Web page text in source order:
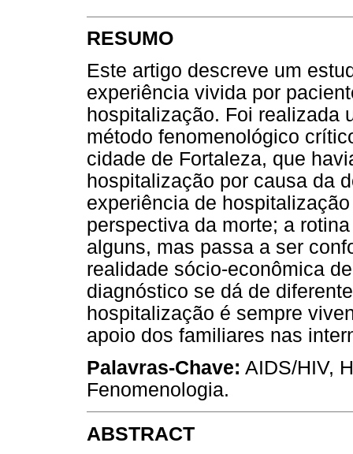
RESUMO
Este artigo descreve um
experiência vivida por
hospitalização. Foi realizada
método fenomenológico
cidade de Fortaleza, que
hospitalização por causa da
experiência de
perspectiva da morte; a
alguns, mas passa a ser
realidade sócio-econômica
diagnóstico se dá de
hospitalização é sempre
apoio dos familiares nas
Palavras-Chave: AIDS/HIV,
Fenomenologia.
ABSTRACT